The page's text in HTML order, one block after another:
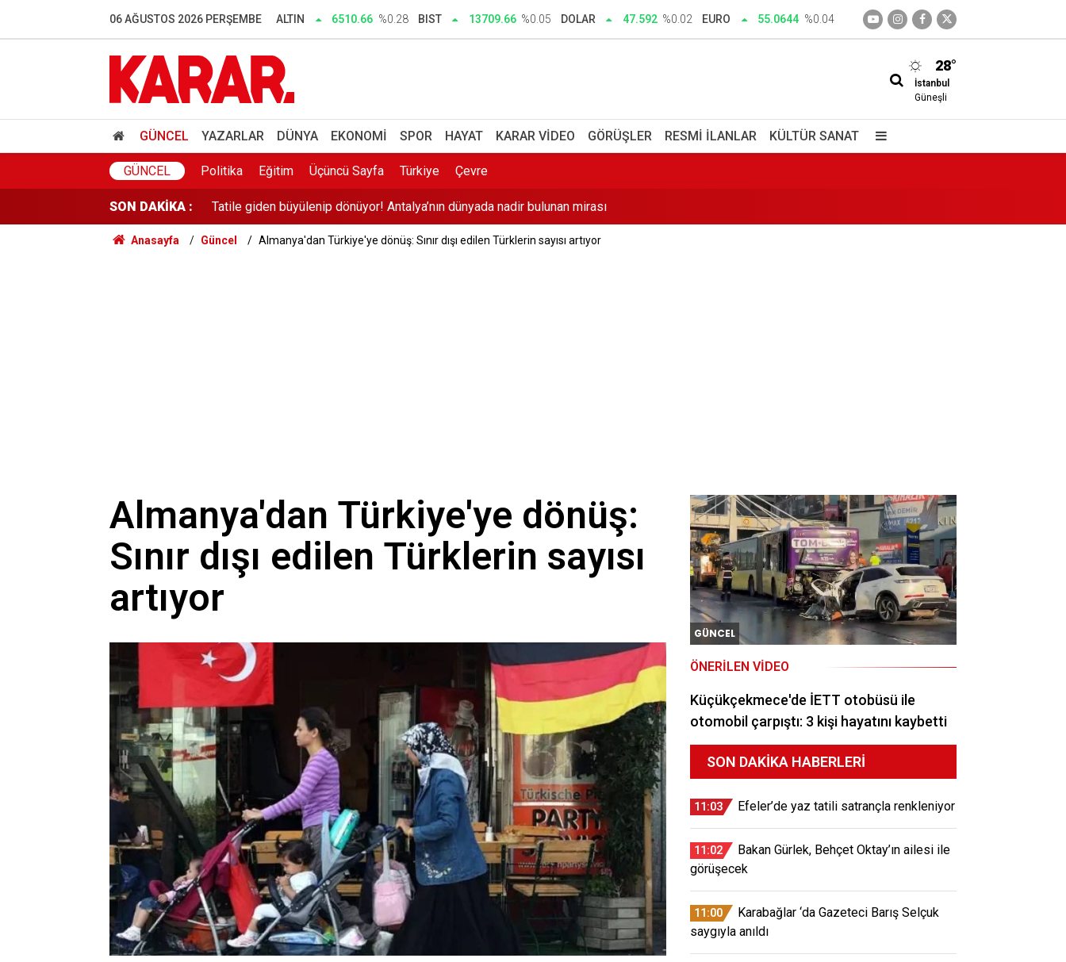
06 AĞUSTOS 2026 PERŞEMBE ALTIN 6510.66 %0.28 BIST 13709.66 %0.05 DOLAR 47.592 %0.02 EURO 55.0644 %0.04
28°
İstanbul
Güneşli
GÜNCEL YAZARLAR DÜNYA EKONOMI SPOR HAYAT KARAR VIDEO GÖRÜŞLER RESMI İLANLAR KÜLTÜR SANAT
GÜNCEL Politika Eğitim Üçüncü Sayfa Türkiye Çevre
SON DAKİKA :
Son dakika! 'Devlet bir şey yapmazsa ben yapacağım' demişti: Aziz Yıldırım'ın şikayeti üzerine savcılık harekete geçti
Çeşme'nin fiyatlarını unutun! İzmir'de kalabalıktan uzak, girişi ücretsiz ve denizi cam gibi o saklı cennet
AR-GE'ye 2025'te 253,5 milyar lira harcandı
Kombi kullananlar ve merkezi sistem aboneleri dikkat: Faturalarınız kışın yüzde 60 artabilir!
Tatile giden büyülenip dönüyor! Antalya’nın dünyada nadir bulunan mirası
Feti Yıldız'dan çerçeve yasa açıklaması: 430'un üzerinde oyla yasallaşır
Anasayfa Güncel Almanya'dan Türkiye'ye dönüş: Sınır dışı edilen Türklerin sayısı artıyor
Almanya'dan Türkiye'ye dönüş:
Sınır dışı edilen Türklerin sayısı
artıyor
GÜNCEL
ÖNERILEN VIDEO
Küçükçekmece'de İETT otobüsü ile
otomobil çarpıştı: 3 kişi hayatını kaybetti
SON DAKIKA HABERLERI
11:03 Efeler’de yaz tatili satrançla renkleniyor
11:02
Bakan Gürlek, Behçet Oktay’ın ailesi ile
görüşecek
11:00
Karabağlar ‘da Gazeteci Barış Selçuk
saygıyla anıldı